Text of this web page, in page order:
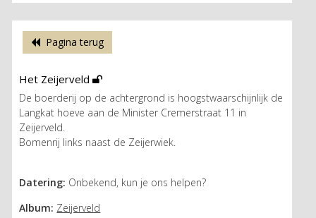
Pagina terug
Het Zeijerveld
De boerderij op de achtergrond is hoogstwaarschijnlijk de
Langkat hoeve aan de Minister Cremerstraat 11 in
Zeijerveld.
Bomenrij links naast de Zeijerwiek.
Datering: Onbekend, kun je ons helpen?
Album: Zeijerveld